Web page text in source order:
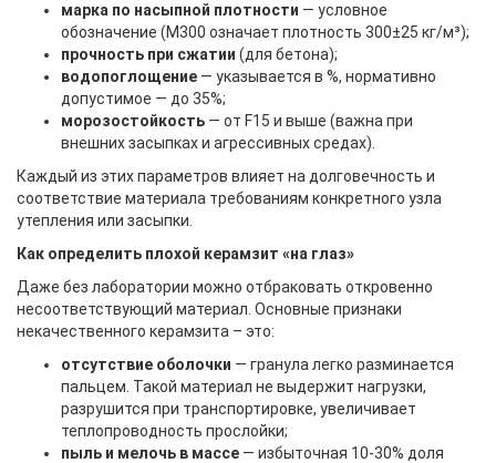
марка по насыпной плотности — условное
обозначение (М300 означает плотность 300±25 кг/м³);
прочность при сжатии (для бетона);
водопоглощение — указывается в %, нормативно
допустимое — до 35%;
морозостойкость — от F15 и выше (важна при
внешних засыпках и агрессивных средах).
Каждый из этих параметров влияет на долговечность и
соответствие материала требованиям конкретного узла
утепления или засыпки.
Как определить плохой керамзит «на глаз»
Даже без лаборатории можно отбраковать откровенно
несоответствующий материал. Основные признаки
некачественного керамзита – это:
отсутствие оболочки — гранула легко разминается
пальцем. Такой материал не выдержит нагрузки,
разрушится при транспортировке, увеличивает
теплопроводность прослойки;
пыль и мелочь в массе — избыточная 10-30% доля